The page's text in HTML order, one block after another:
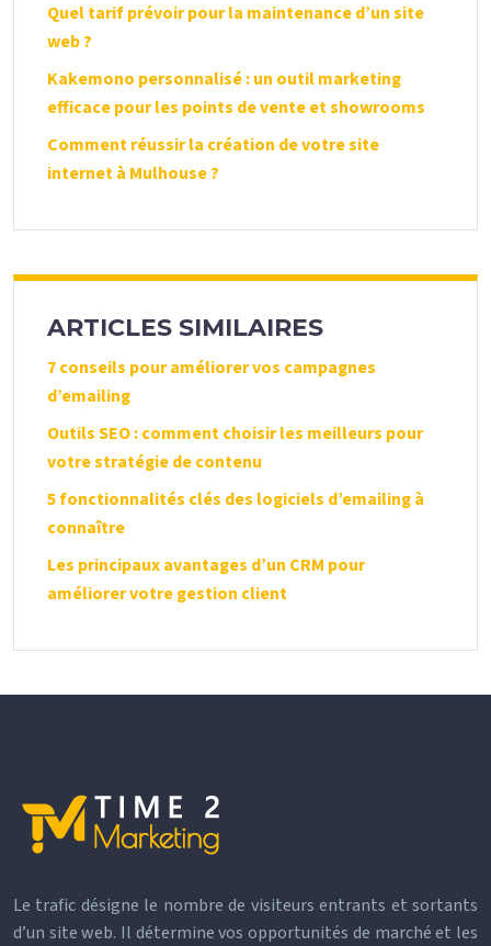
Quel tarif prévoir pour la maintenance d’un site
web ?
Kakemono personnalisé : un outil marketing
efficace pour les points de vente et showrooms
Comment réussir la création de votre site
internet à Mulhouse ?
ARTICLES SIMILAIRES
7 conseils pour améliorer vos campagnes
d’emailing
Outils SEO : comment choisir les meilleurs pour
votre stratégie de contenu
5 fonctionnalités clés des logiciels d’emailing à
connaître
Les principaux avantages d’un CRM pour
améliorer votre gestion client
Le trafic désigne le nombre de visiteurs entrants et sortants
d’un site web. Il détermine vos opportunités de marché et les